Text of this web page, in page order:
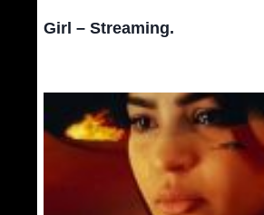
Girl – Streaming.